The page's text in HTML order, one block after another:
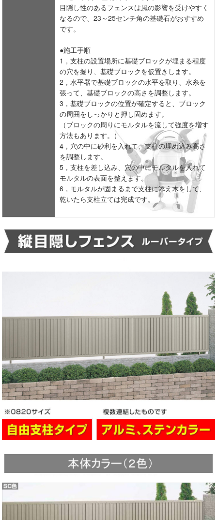
目隠し性のあるフェンスは風の影響を受けやすく
なるので、23～25センチ角の基礎石がおすすめ
です。
●施工手順
1，支柱の設置場所に基礎ブロックが埋まる程度
の穴を掘り、基礎ブロックを仮置きします。
2，水平器で基礎ブロックの水平を取り、水糸を
張って、基礎ブロックの高さを調整します。
3，基礎ブロックの位置が確定すると、ブロック
の周囲をしっかりと押し固めます。
（ブロックの周りにモルタルを流して強度を増す
方法もあります。）
4，穴の中に砂利を入れて、支柱の埋め込み高さ
を調整します。
5，支柱を差し込み、穴の中にモルタルを入れて
モルタルの表面を整えます。
6，モルタルが固まるまで支柱に添え木をして、
乾いたら支柱立ては完成です。